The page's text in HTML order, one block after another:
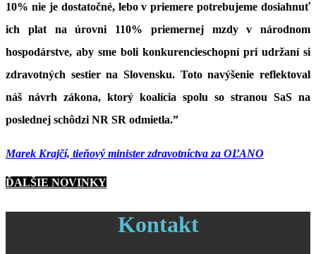
10% nie je dostatočné, lebo v priemere potrebujeme dosiahnuť
ich plat na úrovni 110% priemernej mzdy v národnom
hospodárstve, aby sme boli konkurencieschopní pri udržaní si
zdravotných sestier na Slovensku. Toto navýšenie reflektoval
náš návrh zákona, ktorý koalícia spolu so stranou SaS na
poslednej schôdzi NR SR odmietla.”
Marek Krajčí, tieňový minister zdravotníctva za OĽANO
ĎALŠIE NOVINKY
Kontakt